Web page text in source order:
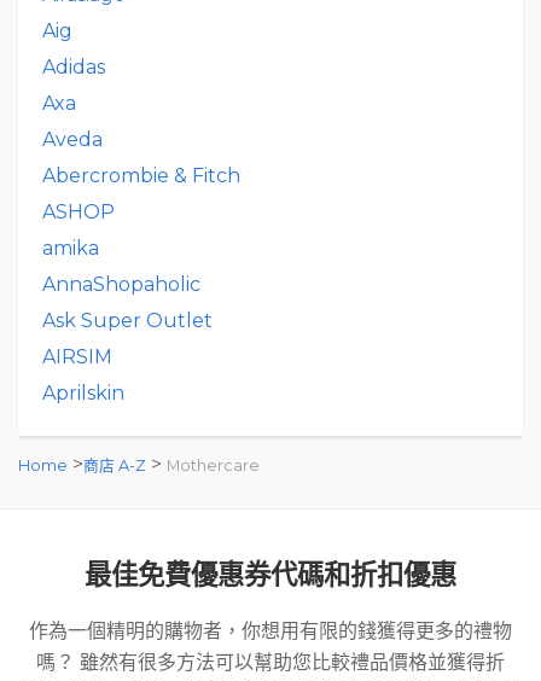
Aig
Adidas
Axa
Aveda
Abercrombie & Fitch
ASHOP
amika
AnnaShopaholic
Ask Super Outlet
AIRSIM
Aprilskin
Home >商店 A-Z > Mothercare
最佳免費優惠券代碼和折扣優惠
作為一個精明的購物者，你想用有限的錢獲得更多的禮物
嗎？ 雖然有很多方法可以幫助您比較禮品價格並獲得折